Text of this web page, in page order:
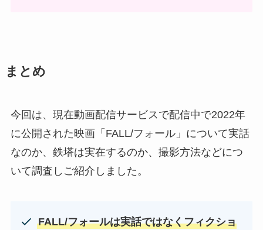
まとめ
今回は、現在動画配信サービスで配信中で2022年
に公開された映画「FALL/フォール」について実話
なのか、鉄塔は実在するのか、撮影方法などにつ
いて調査しご紹介しました。
FALL/フォールは実話ではなくフィクショ